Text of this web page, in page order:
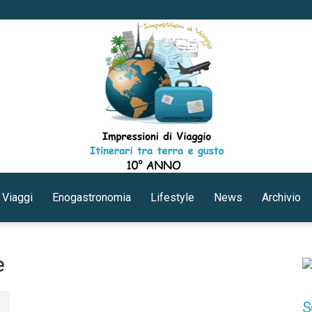
Enogastronomia Lifestyle News Archivio